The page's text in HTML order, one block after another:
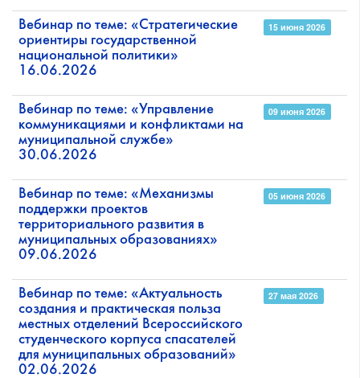
Вебинар по теме: «Стратегические
ориентиры государственной
национальной политики»
16.06.2026
15 июня 2026
Вебинар по теме: «Управление
коммуникациями и конфликтами на
муниципальной службе»
30.06.2026
09 июня 2026
Вебинар по теме: «Механизмы
поддержки проектов
территориального развития в
муниципальных образованиях»
09.06.2026
05 июня 2026
Вебинар по теме: «Актуальность
создания и практическая польза
местных отделений Всероссийского
студенческого корпуса спасателей
для муниципальных образований»
02.06.2026
27 мая 2026